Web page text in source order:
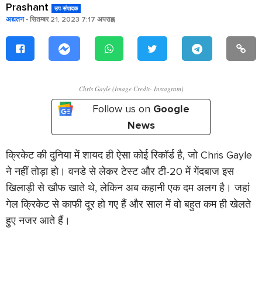
Prashant उप-संपादक
अद्यतन- सितम्बर 21, 2023 7:17 अपराह्न
Chris Gayle (Image Credit- Instagram)
Follow us on Google
News
क्रिकेट की दुनिया में शायद ही ऐसा कोई रिकॉर्ड है, जो Chris Gayle
ने नहीं तोड़ा हो। वनडे से लेकर टेस्ट और टी-20 में गेंदबाज इस
खिलाड़ी से खौफ खाते थे, लेकिन अब कहानी एक दम अलग है। जहां
गेल क्रिकेट से काफी दूर हो गए हैं और साल में वो बहुत कम ही खेलते
हुए नजर आते हैं।